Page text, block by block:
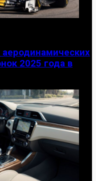
2025 года в